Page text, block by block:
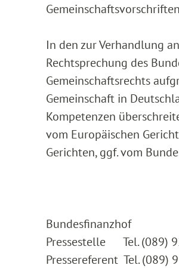
In den zur Verhandlung
Rechtsprechung des
Gemeinschaftsrechts
Gemeinschaft in
Kompetenzen
vom Europäischen
Gerichten, ggf. vom
Bundesfinanzhof
Pressestelle Tel. (089)
Pressereferent Tel. (089)